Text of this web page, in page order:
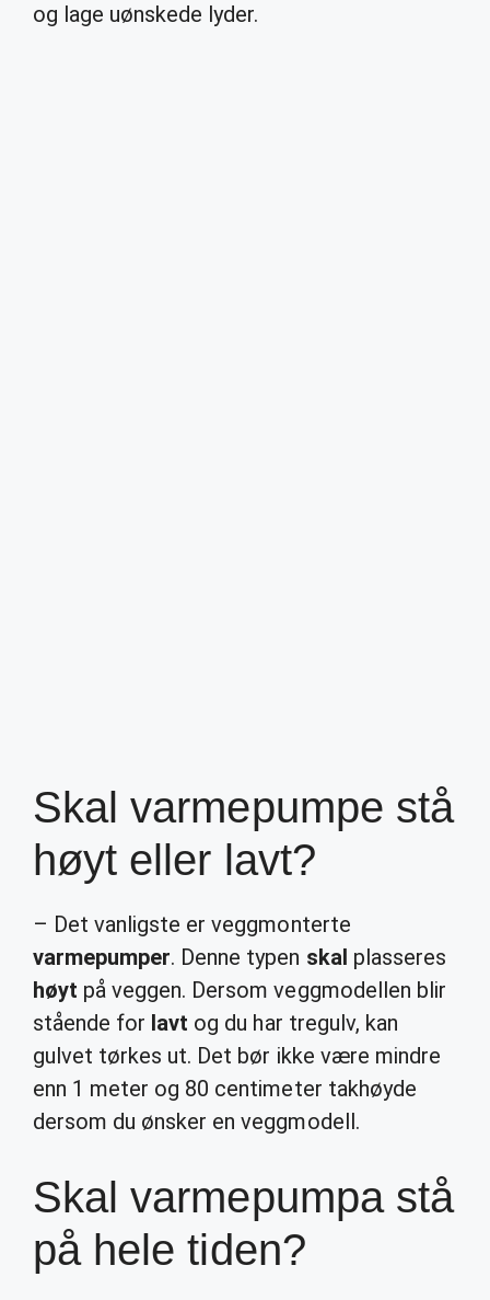
og lage uønskede lyder.
Skal varmepumpe stå
høyt eller lavt?
– Det vanligste er veggmonterte
varmepumper. Denne typen skal plasseres
høyt på veggen. Dersom veggmodellen blir
stående for lavt og du har tregulv, kan
gulvet tørkes ut. Det bør ikke være mindre
enn 1 meter og 80 centimeter takhøyde
dersom du ønsker en veggmodell.
Skal varmepumpa stå
på hele tiden?